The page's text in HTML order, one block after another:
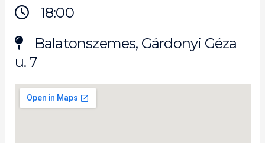
18:00
Balatonszemes, Gárdonyi Géza
u. 7